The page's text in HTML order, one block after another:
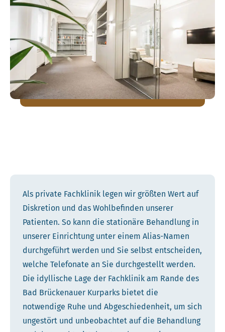
Als private Fachklinik legen wir größten Wert auf
Diskretion und das Wohlbefinden unserer
Patienten. So kann die stationäre Behandlung in
unserer Einrichtung unter einem Alias-Namen
durchgeführt werden und Sie selbst entscheiden,
welche Telefonate an Sie durchgestellt werden.
Die idyllische Lage der Fachklinik am Rande des
Bad Brückenauer Kurparks bietet die
notwendige Ruhe und Abgeschiedenheit, um sich
ungestört und unbeobachtet auf die Behandlung